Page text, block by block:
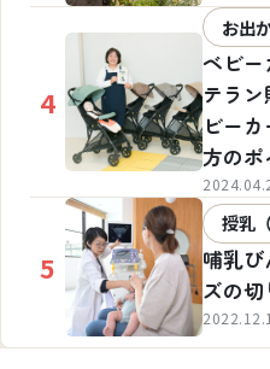
4
お出
ベビ
テラ
ビー
方のポ
5
授乳
哺乳び
ズの切